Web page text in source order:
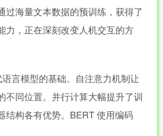
过海量文本数据的预训练，获得了
力，正在深刻改变人机交互的方
言模型的基础。自注意力机制让
不同位置。并行计算大幅提升了训
结构各有优势。BERT 使用编码